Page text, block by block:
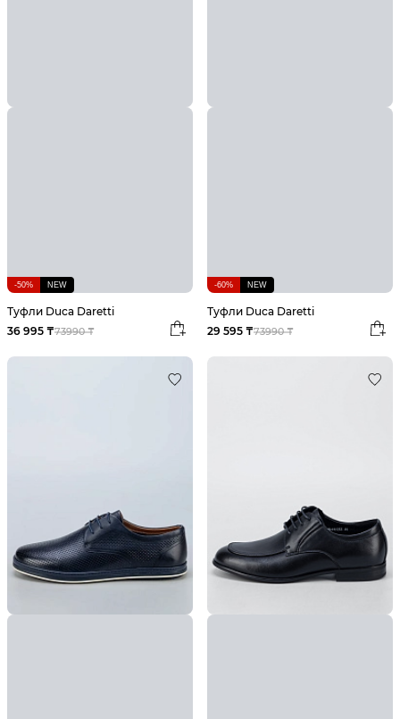
-50% NEW
Туфли Duca Daretti
73990 ₸
36 995 ₸
-60% NEW
Туфли Duca Daretti
73990 ₸
29 595 ₸